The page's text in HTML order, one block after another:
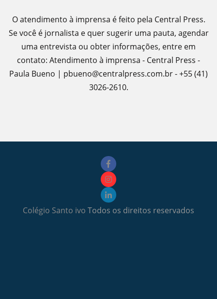
O atendimento à imprensa é feito pela Central Press.
Se você é jornalista e quer sugerir uma pauta, agendar
uma entrevista ou obter informações, entre em
contato: Atendimento à imprensa - Central Press -
Paula Bueno | pbueno@centralpress.com.br - +55 (41)
3026-2610.
Colégio Santo ivo Todos os direitos reservados